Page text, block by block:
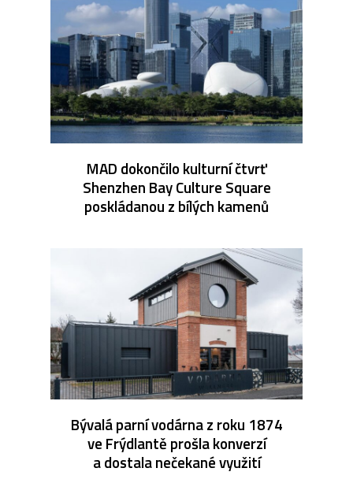
MAD dokončilo kulturní čtvrť
Shenzhen Bay Culture Square
poskládanou z bílých kamenů
Bývalá parní vodárna z roku 1874
ve Frýdlantě prošla konverzí
a dostala nečekané využití